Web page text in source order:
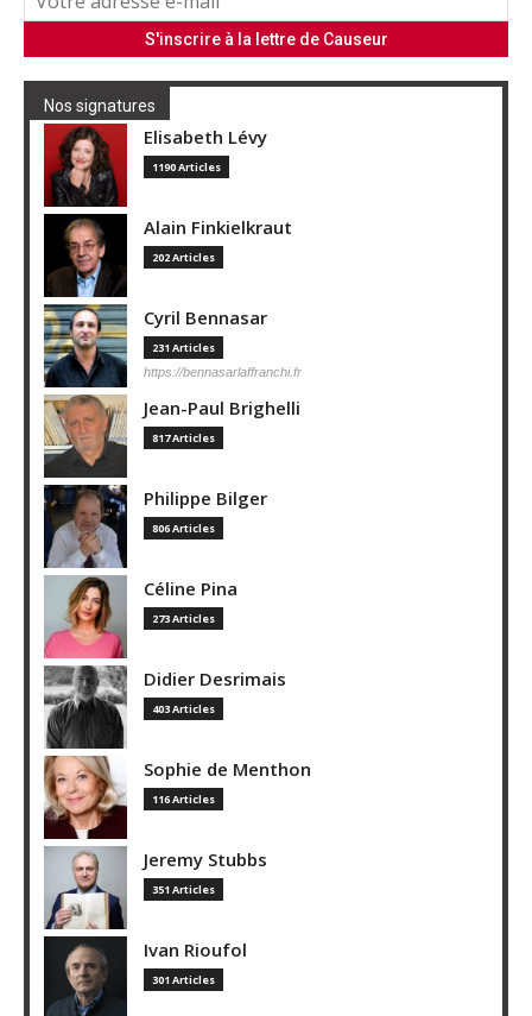
Nos signatures
Elisabeth Lévy
1190 Articles
Alain Finkielkraut
202 Articles
Cyril Bennasar
231 Articles
https://bennasarlaffranchi.fr
Jean-Paul Brighelli
817 Articles
Philippe Bilger
806 Articles
Céline Pina
273 Articles
Didier Desrimais
403 Articles
Sophie de Menthon
116 Articles
Jeremy Stubbs
351 Articles
Ivan Rioufol
301 Articles